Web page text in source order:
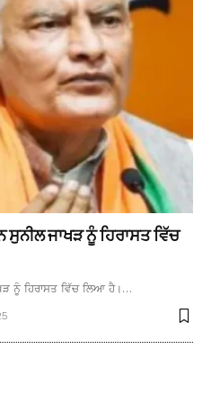
ਸੁਨੀਲ ਜਾਖੜ ਨੂੰ ਹਿਰਾਸਤ ਵਿੱਚ
ਨੂੰ ਹਿਰਾਸਤ ਵਿੱਚ ਲਿਆ ਹੈ।…